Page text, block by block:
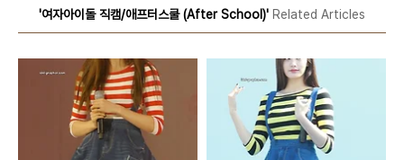
'여자아이돌 직캠/애프터스쿨 (After School)' Related Articles